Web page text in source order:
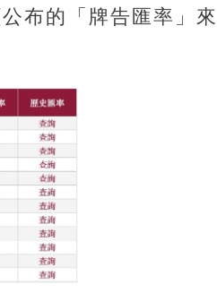
布的「牌告匯率」來